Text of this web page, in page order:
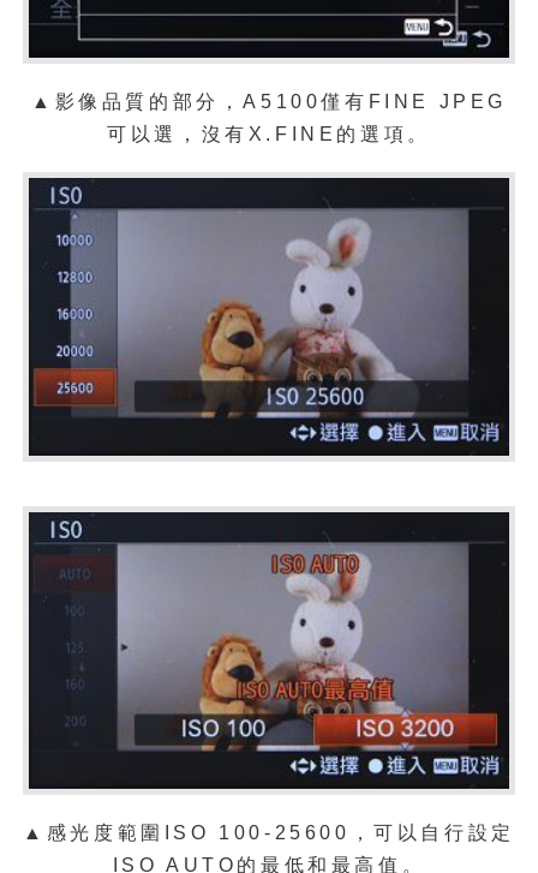
▲影像品質的部分，A5100僅有FINE JPEG
可以選，沒有X.FINE的選項。
▲感光度範圍ISO 100-25600，可以自行設定
ISO AUTO的最低和最高值。